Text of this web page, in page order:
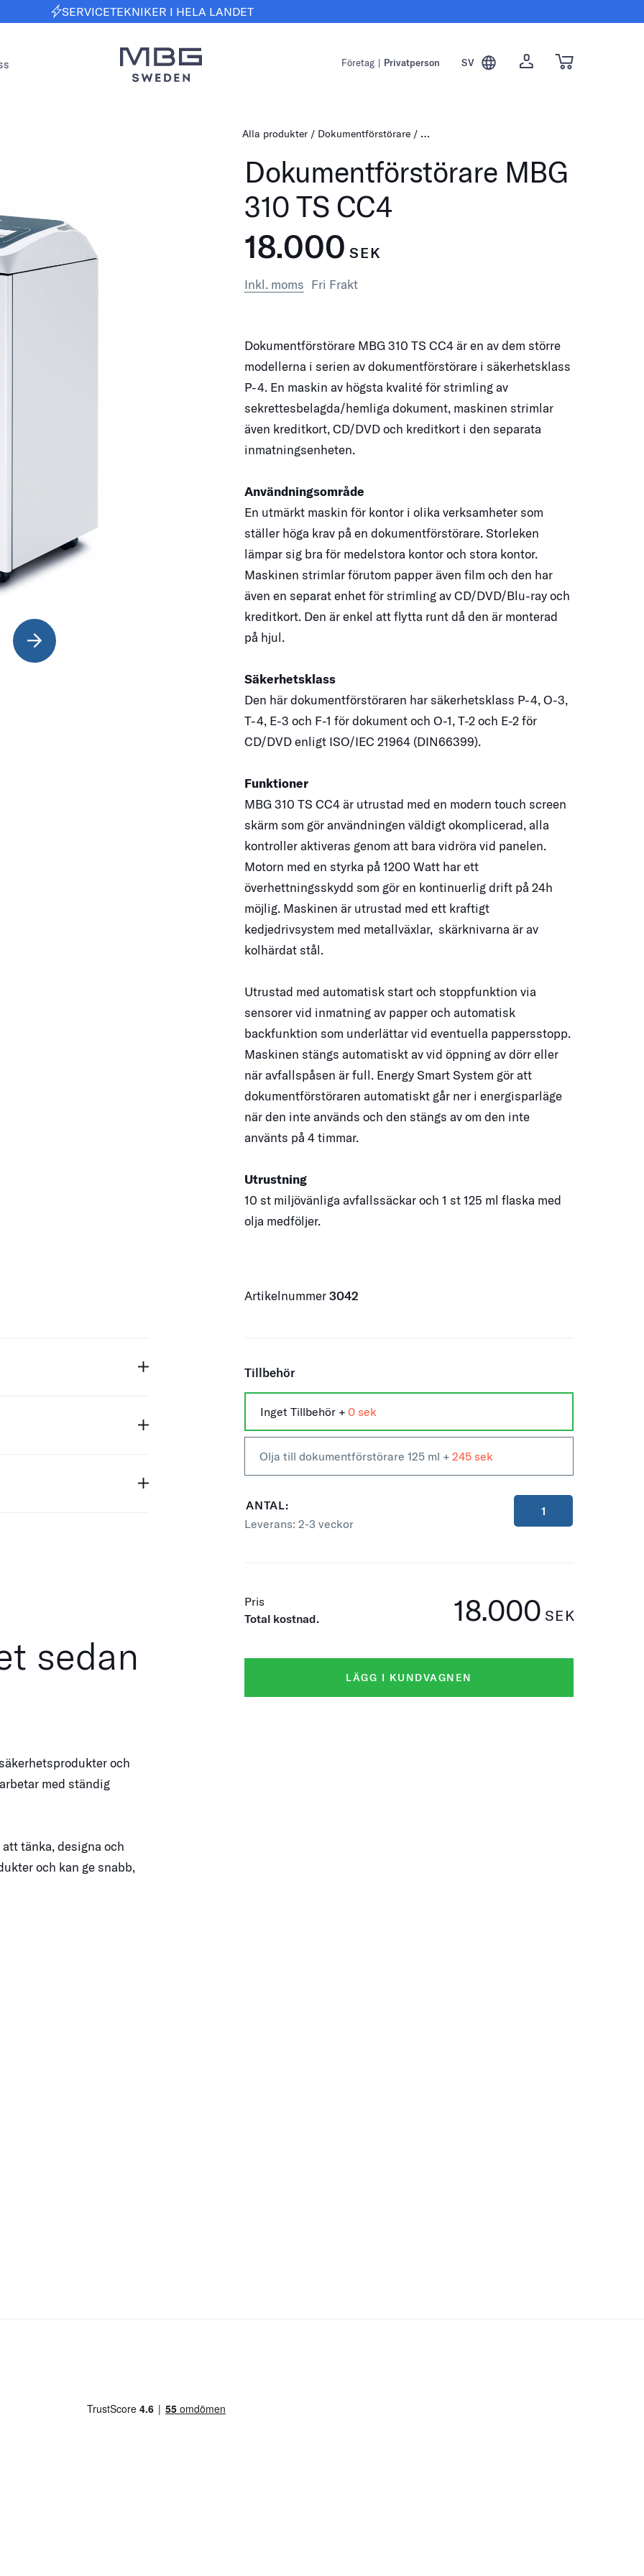
SERVICETEKNIKER I HELA LANDET
Företag | Privatperson SV
Alla produkter Dokumentförstörare Dokumentförstörare säkerhetsklass P-4
Dokumentförstörare MBG
310 TS CC4
18.000 SEK
Inkl. moms Fri Frakt
Dokumentförstörare MBG 310 TS CC4 är en av dem större
modellerna i serien av dokumentförstörare i säkerhetsklass
P-4. En maskin av högsta kvalité för strimling av
sekrettesbelagda/hemliga dokument, maskinen strimlar
även kreditkort, CD/DVD och kreditkort i den separata
inmatningsenheten.
Användningsområde
En utmärkt maskin för kontor i olika verksamheter som
ställer höga krav på en dokumentförstörare. Storleken
lämpar sig bra för medelstora kontor och stora kontor.
Maskinen strimlar förutom papper även film och den har
även en separat enhet för strimling av CD/DVD/Blu-ray och
kreditkort. Den är enkel att flytta runt då den är monterad
på hjul.
Säkerhetsklass
Den här dokumentförstöraren har säkerhetsklass P-4, O-3,
T-4, E-3 och F-1 för dokument och O-1, T-2 och E-2 för
CD/DVD enligt ISO/IEC 21964 (DIN66399).
Funktioner
MBG 310 TS CC4 är utrustad med en modern touch screen
skärm som gör användningen väldigt okomplicerad, alla
kontroller aktiveras genom att bara vidröra vid panelen.
Motorn med en styrka på 1200 Watt har ett
överhettningsskydd som gör en kontinuerlig drift på 24h
möjlig. Maskinen är utrustad med ett kraftigt
kedjedrivsystem med metallväxlar, skärknivarna är av
kolhärdat stål.
Utrustad med automatisk start och stoppfunktion via
sensorer vid inmatning av papper och automatisk
backfunktion som underlättar vid eventuella pappersstopp.
Maskinen stängs automatiskt av vid öppning av dörr eller
när avfallspåsen är full. Energy Smart System gör att
dokumentförstöraren automatiskt går ner i energisparläge
när den inte används och den stängs av om den inte
använts på 4 timmar.
Utrustning
10 st miljövänliga avfallssäckar och 1 st 125 ml flaska med
olja medföljer.
Artikelnummer3042
Tillbehör
Inget Tillbehör + 0
Olja till dokumentförstörare 125 ml + 245
ANTAL:
Leverans:2-3 veckor
Pris
Total kostnad.
18.000 SEK
LÄGG I KUNDVAGNEN
sedan
och
med ständig
tänka, designa och
och kan ge snabb,